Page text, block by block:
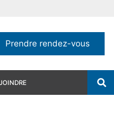
Prendre rendez-vous